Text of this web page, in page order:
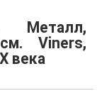
Металл,
Viners,
века